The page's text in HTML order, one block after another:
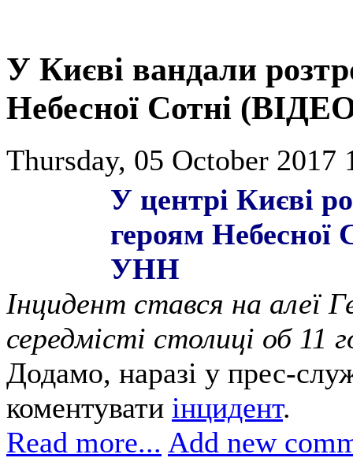
У Києві вандали
Небесної Сотні
Thursday, 05 October 2017
У центрі Києві
героям Небесної
УНН
Інцидент стався на алеї
середмісті столиці об 11
Додамо, наразі у прес-
коментувати інцидент.
Read more... Add new